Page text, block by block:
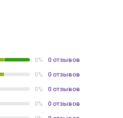
0% 0 отзывов
0% 0 отзывов
0% 0 отзывов
0% 0 отзывов